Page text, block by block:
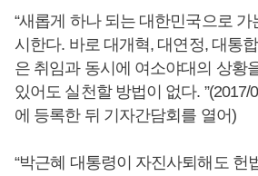
“새롭게 하나 되는 대한민국으로 가
시한다. 바로 대개혁, 대연정, 대통
은 취임과 동시에 여소야대의 상황
있어도 실천할 방법이 없다. ”(2017/
에 등록한 뒤 기자간담회를 열어)
“박근혜 대통령이 자진사퇴해도 헌